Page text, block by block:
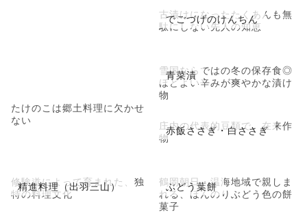
たけのこは郷土料理に欠かせ
ない
でごづげのけんちん
古漬けになったたくあんも無
駄にしない先人の知恵
青菜漬
雪国ならではの冬の保存食◎
ほどよい辛みが爽やかな漬け
物
赤飯ささぎ・白ささぎ
庄内の代表的豆類で、在来作
物
精進料理（出羽三山）
修験道によって育まれた、独
特の料理文化
ぶどう葉餅
鶴岡朝日・温海地域で親しま
れる、ほんのりぶどう色の餅
菓子